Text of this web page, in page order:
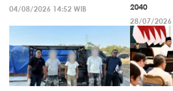
04/08/2026 14:52 WIB
2040
28/07/2026